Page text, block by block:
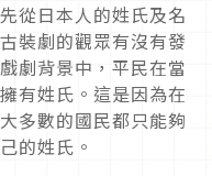
從日本人的姓氏及名
裝劇的觀眾有沒有發
劇背景中，平民在當
有姓氏。這是因為在
多數的國民都只能夠
的姓氏。